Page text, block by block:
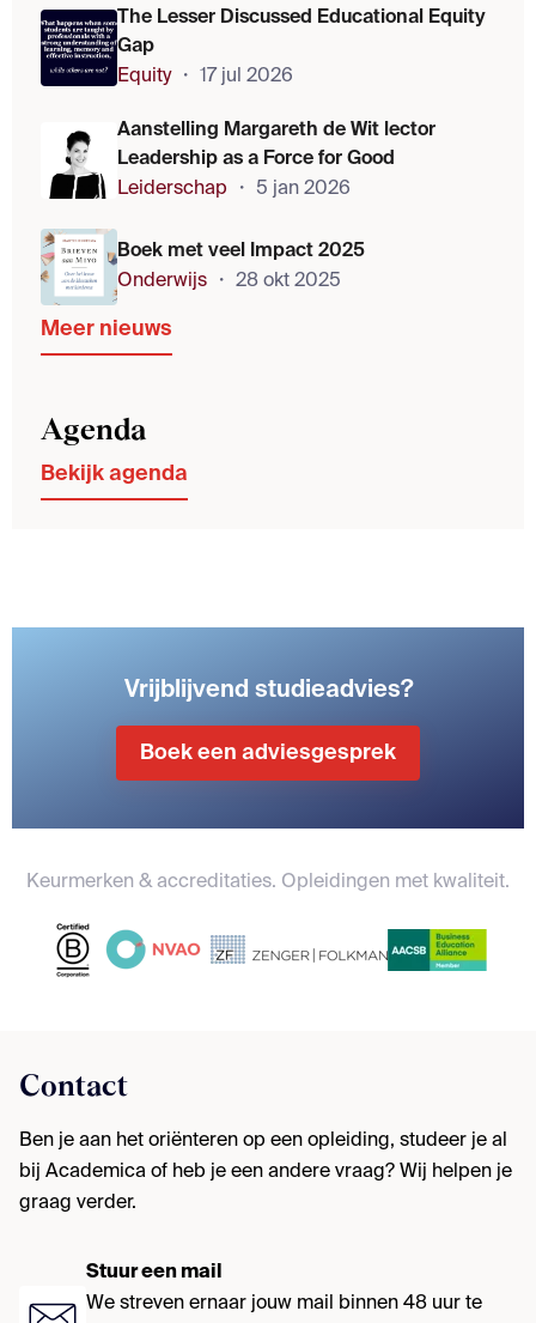
The Lesser Discussed Educational Equity
Gap
Equity
・ 17 jul 2026
Aanstelling Margareth de Wit lector
Leadership as a Force for Good
Leiderschap
・ 5 jan 2026
Boek met veel Impact 2025
Onderwijs
・ 28 okt 2025
Meer nieuws
Agenda
Bekijk agenda
Vrijblijvend studieadvies?
Boek een adviesgesprek
Keurmerken & accreditaties. Opleidingen met kwaliteit.
Contact
Ben je aan het oriënteren op een opleiding, studeer je al
bij Academica of heb je een andere vraag? Wij helpen je
graag verder.
Stuur een mail
We streven ernaar jouw mail binnen 48 uur te